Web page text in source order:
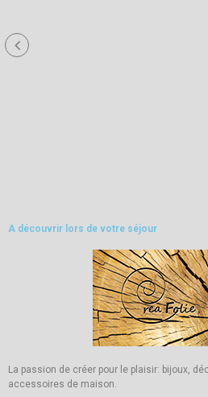
A découvrir lors de votre séjour
La passion de créer pour le plaisir: bijoux,
accessoires de maison.